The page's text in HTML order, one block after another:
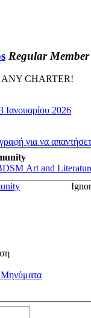
Regular Member
CHARTER!
Ιανουαρίου 2026
για να
Art and